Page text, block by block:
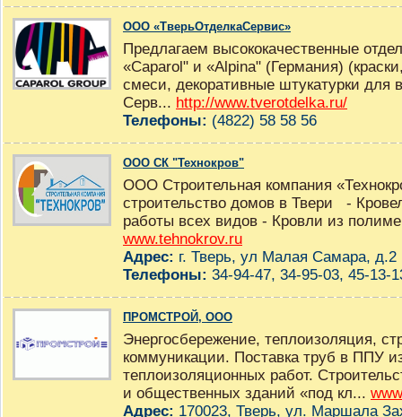
ООО «ТверьОтделкаСервис»
Предлагаем высококачественные
«Caparol" и «Alpina" (Германия)
смеси, декоративные штукатурки для
Серв... http://www.tverotdelka.ru/
Телефоны: (4822) 58 58 56
ООО СК "Технокров"
ООО Строительная компания
строительство домов в Твери -
работы всех видов - Кровли из
www.tehnokrov.ru
Адрес: г. Тверь, ул Малая Самара, д.2
Телефоны: 34-94-47, 34-95-03, 45-13-
ПРОМСТРОЙ, ООО
Энергосбережение, теплоизоляция,
коммуникации. Поставка труб в ППУ
теплоизоляционных работ.
и общественных зданий «под кл...
Адрес: 170023, Тверь, ул. Маршала